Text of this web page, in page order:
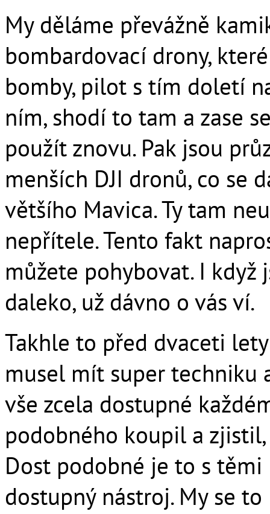
My děláme převážně
bombardovací drony,
bomby, pilot s tím doletí
ním, shodí to tam a zase
použít znovu. Pak jsou
menších DJI dronů, co se
většího Mavica. Ty tam
nepřítele. Tento fakt
můžete pohybovat. I
daleko, už dávno o vás ví.
Takhle to před dvaceti
musel mít super techniku
vše zcela dostupné
podobného koupil a
Dost podobné je to s těmi
dostupný nástroj. My se